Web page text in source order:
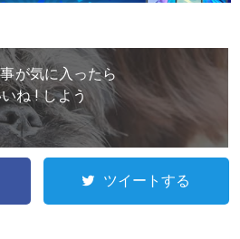
が気に入ったら
ね ! しよう
ツイートする